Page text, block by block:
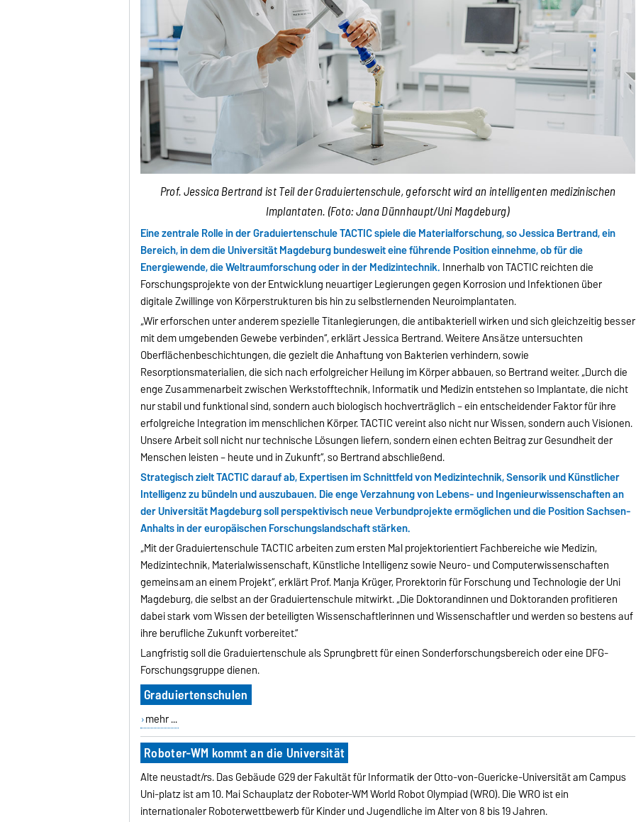
Prof. Jessica Bertrand ist Teil der Graduiertenschule, geforscht wird an intelligenten medizinischen
Implantaten. (Foto: Jana Dünnhaupt/Uni Magdeburg)
Eine zentrale Rolle in der Graduiertenschule TACTIC spiele die Materialforschung, so Jessica Bertrand, ein
Bereich, in dem die Universität Magdeburg bundesweit eine führende Position einnehme, ob für die
Energiewende, die Weltraumforschung oder in der Medizintechnik. Innerhalb von TACTIC reichten die
Forschungsprojekte von der Entwicklung neuartiger Legierungen gegen Korrosion und Infektionen über
digitale Zwillinge von Körperstrukturen bis hin zu selbstlernenden Neuroimplantaten.
„Wir erforschen unter anderem spezielle Titanlegierungen, die antibakteriell wirken und sich gleichzeitig besser
mit dem umgebenden Gewebe verbinden“, erklärt Jessica Bertrand. Weitere Ansätze untersuchten
Oberflächenbeschichtungen, die gezielt die Anhaftung von Bakterien verhindern, sowie
Resorptionsmaterialien, die sich nach erfolgreicher Heilung im Körper abbauen, so Bertrand weiter. „Durch die
enge Zusammenarbeit zwischen Werkstofftechnik, Informatik und Medizin entstehen so Implantate, die nicht
nur stabil und funktional sind, sondern auch biologisch hochverträglich – ein entscheidender Faktor für ihre
erfolgreiche Integration im menschlichen Körper. TACTIC vereint also nicht nur Wissen, sondern auch Visionen.
Unsere Arbeit soll nicht nur technische Lösungen liefern, sondern einen echten Beitrag zur Gesundheit der
Menschen leisten – heute und in Zukunft“, so Bertrand abschließend.
Strategisch zielt TACTIC darauf ab, Expertisen im Schnittfeld von Medizintechnik, Sensorik und Künstlicher
Intelligenz zu bündeln und auszubauen. Die enge Verzahnung von Lebens- und Ingenieurwissenschaften an
der Universität Magdeburg soll perspektivisch neue Verbundprojekte ermöglichen und die Position Sachsen-
Anhalts in der europäischen Forschungslandschaft stärken.
„Mit der Graduiertenschule TACTIC arbeiten zum ersten Mal projektorientiert Fachbereiche wie Medizin,
Medizintechnik, Materialwissenschaft, Künstliche Intelligenz sowie Neuro- und Computerwissenschaften
gemeinsam an einem Projekt“, erklärt Prof. Manja Krüger, Prorektorin für Forschung und Technologie der Uni
Magdeburg, die selbst an der Graduiertenschule mitwirkt. „Die Doktorandinnen und Doktoranden profitieren
dabei stark vom Wissen der beteiligten Wissenschaftlerinnen und Wissenschaftler und werden so bestens auf
ihre berufliche Zukunft vorbereitet.“
Langfristig soll die Graduiertenschule als Sprungbrett für einen Sonderforschungsbereich oder eine DFG-
Forschungsgruppe dienen.
Graduiertenschulen
mehr ...
Roboter-WM kommt an die Universität
Alte neustadt/rs. Das Gebäude G29 der Fakultät für Informatik der Otto-von-Guericke-Universität am Campus
Uni-platz ist am 10. Mai Schauplatz der Roboter-WM World Robot Olympiad (WRO). Die WRO ist ein
internationaler Roboterwettbewerb für Kinder und Jugendliche im Alter von 8 bis 19 Jahren.